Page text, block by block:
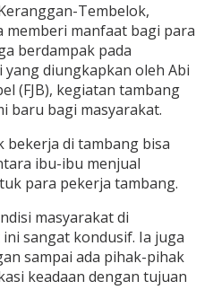
Tembelok,
manfaat bagi para
berdampak pada
diungkapkan oleh Abi
(FJB), kegiatan tambang
baru bagi masyarakat.
bekerja di tambang bisa
ibu-ibu menjual
para pekerja tambang.
masyarakat di
sangat kondusif. Ia juga
sampai ada pihak-pihak
keadaan dengan tujuan